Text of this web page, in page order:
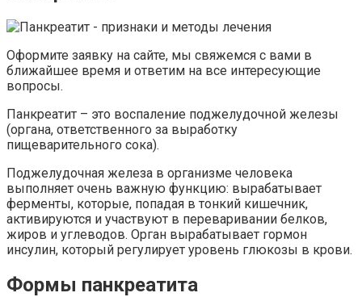
Оформите заявку на сайте, мы свяжемся с вами в
ближайшее время и ответим на все интересующие
вопросы.
Панкреатит – это воспаление поджелудочной железы
(органа, ответственного за выработку
пищеварительного сока).
Поджелудочная железа в организме человека
выполняет очень важную функцию: вырабатывает
ферменты, которые, попадая в тонкий кишечник,
активируются и участвуют в переваривании белков,
жиров и углеводов. Орган вырабатывает гормон
инсулин, который регулирует уровень глюкозы в крови.
Формы панкреатита